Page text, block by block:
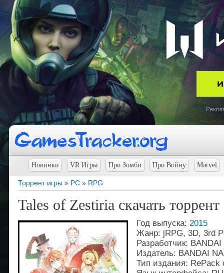
Новинки VR Игры Про Зомби Про Войну Marvel
Торрент игры » PC » RPG
Tales of Zestiria скачать торрент
Год выпуска: 2015
Жанр: jRPG, 3D, 3rd
Разработчик:
Издатель: BANDAI
Тип издания: RePack